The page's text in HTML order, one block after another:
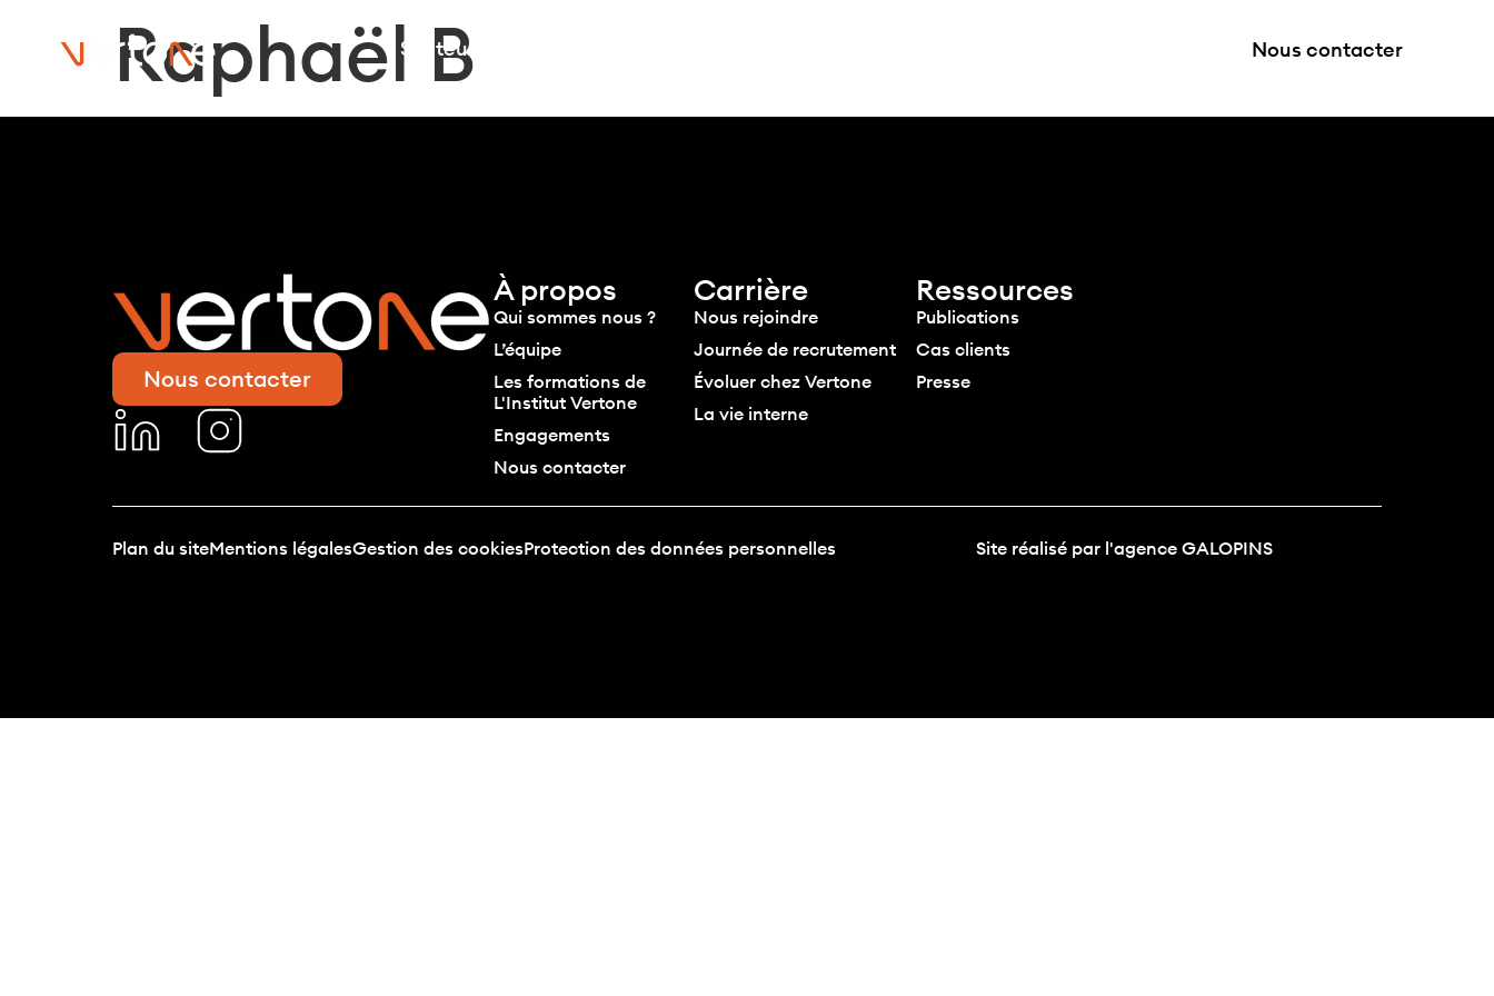
Secteurs Nous contacter
Raphaël B
Nous contacter
À propos
Qui sommes nous ?
L’équipe
Les formations de
L'Institut Vertone
Engagements
Nous contacter
Carrière
Nous rejoindre
Journée de recrutement
Évoluer chez Vertone
La vie interne
Ressources
Publications
Cas clients
Presse
Plan du siteMentions légalesGestion des cookiesProtection des données personnelles Site réalisé par l'agence GALOPINS